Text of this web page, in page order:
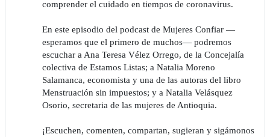
comprender el cuidado en tiempos de coronavirus.
En este episodio del podcast de Mujeres Confiar —
esperamos que el primero de muchos— podremos
escuchar a Ana Teresa Vélez Orrego, de la Concejalía
colectiva de Estamos Listas; a Natalia Moreno
Salamanca, economista y una de las autoras del libro
Menstruación sin impuestos; y a Natalia Velásquez
Osorio, secretaria de las mujeres de Antioquia.
¡Escuchen, comenten, compartan, sugieran y sigámonos